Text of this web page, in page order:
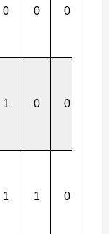
0 0 0
1 0 0
1 1 0